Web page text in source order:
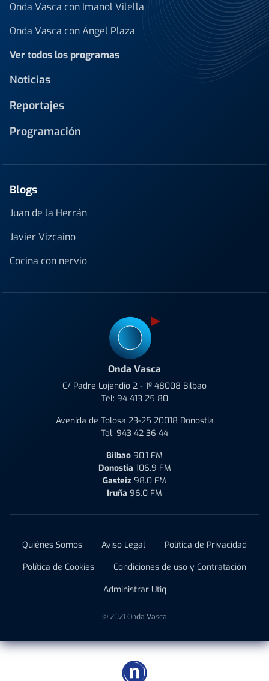
Onda Vasca con Imanol Vilella
Onda Vasca con Ángel Plaza
Ver todos los programas
Noticias
Reportajes
Programación
Blogs
Juan de la Herrán
Javier Vizcaino
Cocina con nervio
Onda Vasca
C/ Padre Lojendio 2 - 1º 48008 Bilbao
Tel: 94 413 25 80
Avenida de Tolosa 23-25 20018 Donostia
Tel: 943 42 36 44
Bilbao 90.1 FM
Donostia 106.9 FM
Gasteiz 98.0 FM
Iruña 96.0 FM
Quiénes Somos Aviso Legal
Política de Privacidad
Política de Cookies
Condiciones de uso y Contratación
Administrar Utiq
© 2021 Onda Vasca